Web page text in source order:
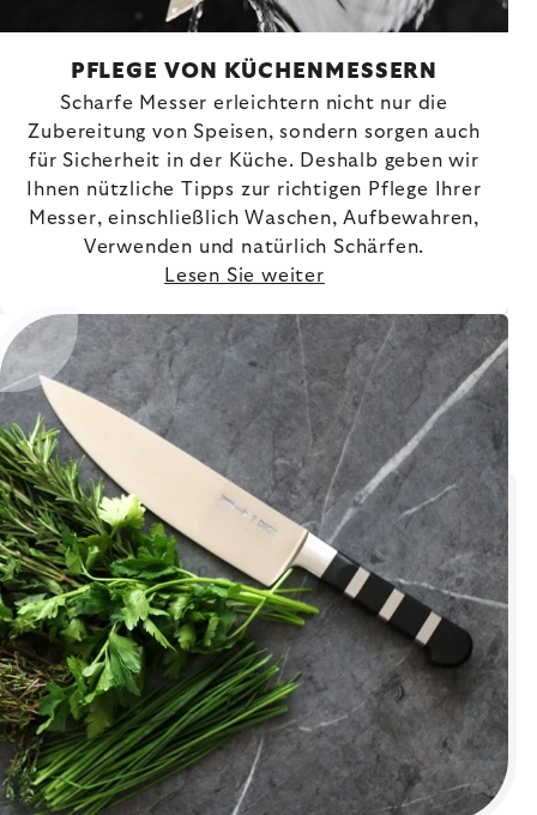
PFLEGE VON KÜCHENMESSERN
Scharfe Messer erleichtern nicht nur die
Zubereitung von Speisen, sondern sorgen auch
für Sicherheit in der Küche. Deshalb geben wir
Ihnen nützliche Tipps zur richtigen Pflege Ihrer
Messer, einschließlich Waschen, Aufbewahren,
Verwenden und natürlich Schärfen.
Lesen Sie weiter